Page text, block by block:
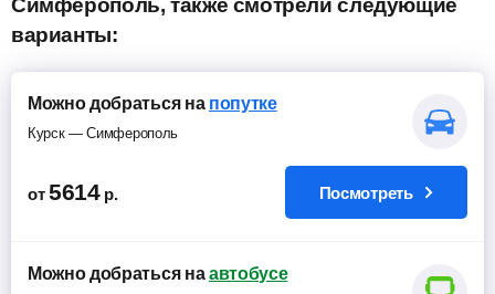
Симферополь, также смотрели следующие
варианты:
Можно добраться на попутке
Курск — Симферополь
от5614 р. Посмотреть
Можно добраться наавтобусе